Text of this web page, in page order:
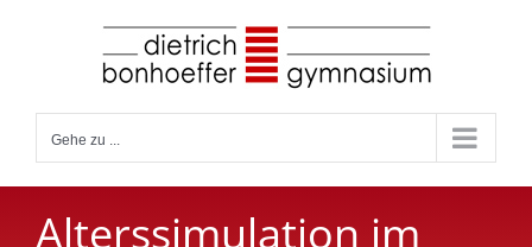
Gehe zu ...
Alterssimulation im